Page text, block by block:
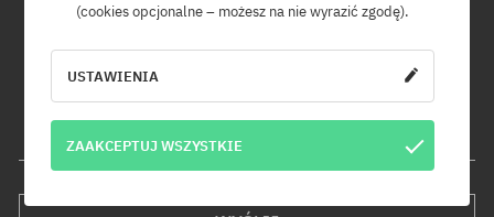
Zapisz się do naszego newslettera, a dowiesz się jako pierwszy o
nowościach i promocjach!
Dodatkowo otrzymasz kod rabatowy -5% na całe zamówienie!
Twój adres e-mail
(cookies opcjonalne – możesz na nie wyrazić zgodę).
USTAWIENIA
ZAAKCEPTUJ WSZYSTKIE